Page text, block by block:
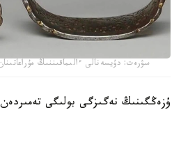
سۋرەت: دۇيسەنالى ءالىماقىننىڭ
ۇزەڭگىنىڭ نەگىزگى بولىگى